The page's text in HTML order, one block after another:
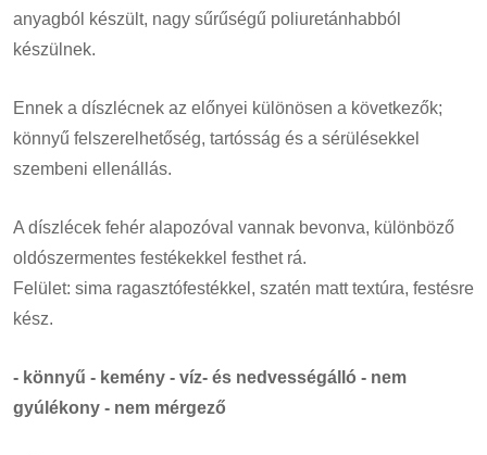
anyagból készült, nagy sűrűségű poliuretánhabból
készülnek.
Ennek a díszlécnek az előnyei különösen a következők;
könnyű felszerelhetőség, tartósság és a sérülésekkel
szembeni ellenállás.
A díszlécek fehér alapozóval vannak bevonva, különböző
oldószermentes festékekkel festhet rá.
Felület: sima ragasztófestékkel, szatén matt textúra, festésre
kész.
- könnyű - kemény - víz- és nedvességálló - nem
gyúlékony - nem mérgező